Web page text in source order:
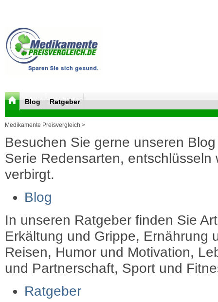
Blog Ratgeber
Medikamente Preisvergleich >
Besuchen Sie gerne unseren
Serie Redensarten, entschlüsseln
verbirgt.
Blog
In unseren Ratgeber finden Sie
Erkältung und Grippe, Ernährung
Reisen, Humor und Motivation,
und Partnerschaft, Sport und
Ratgeber